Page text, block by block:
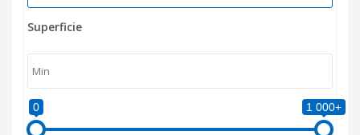
Superficie
0 1 000+